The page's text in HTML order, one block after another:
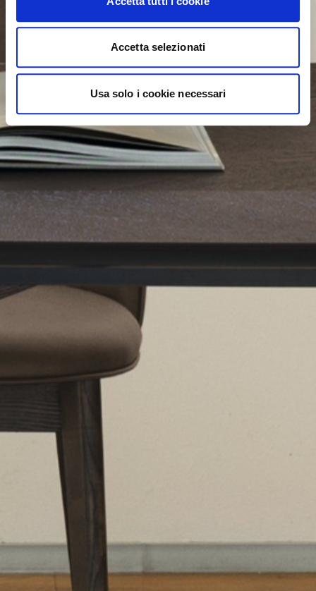
Accetta selezionati
Usa solo i cookie necessari